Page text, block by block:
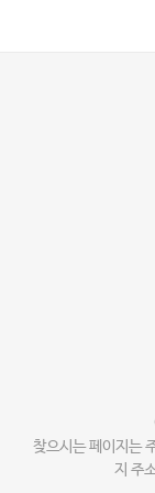
찾으시는 페이지는
지 주